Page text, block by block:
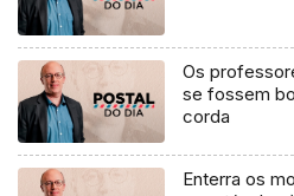
Os
se fossem
corda
Enterra os